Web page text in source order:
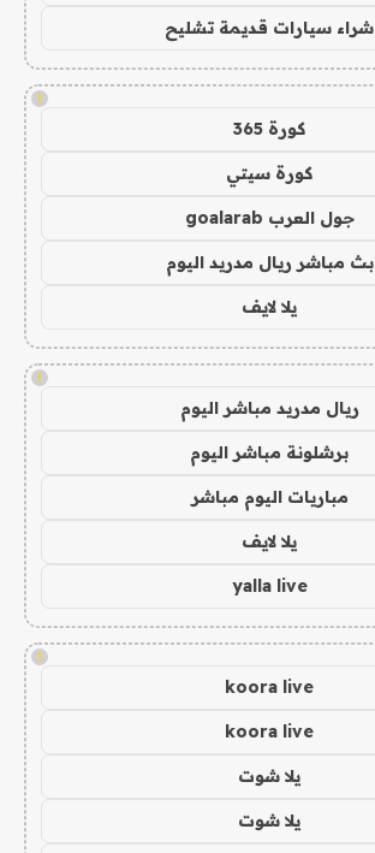
شراء سيارات قديمة تشليح
!
كورة 365
كورة سيتي
جول العرب goalarab
بث مباشر ريال مدريد اليوم
يلا لايف
!
ريال مدريد مباشر اليوم
برشلونة مباشر اليوم
مباريات اليوم مباشر
يلا لايف
yalla live
!
koora live
koora live
يلا شوت
يلا شوت